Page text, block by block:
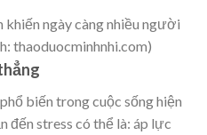
khiến ngày càng nhiều người
thaoduocminhnhi.com)
biến trong cuộc sống hiện
đến stress có thể là: áp lực